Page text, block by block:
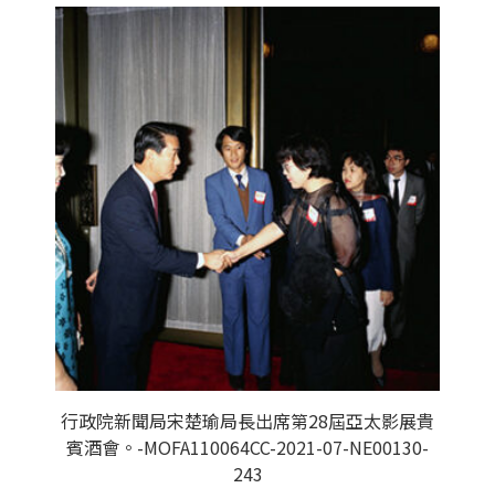
行政院新聞局宋楚瑜局長出席第28屆亞太影展貴
賓酒會。-MOFA110064CC-2021-07-NE00130-
243